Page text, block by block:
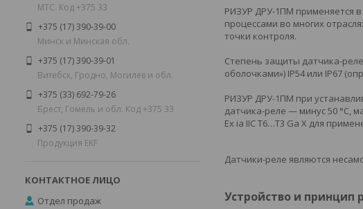
РИЗУР ДРУ-1ПМ применяется в
процессами во многих
точки контроля.
Степень защиты датчика-
оболочками») IP54 или IP67
РИЗУР ДРУ-1ПМ при
датчика-реле — минус 50 °С,
Ex ia IIC T6…T3 Ga X для
Датчики-реле являются
Устройство и принцип
МТС. Код +375 33
+375 (17) 390-39-00
Минск и Минская обл.
+375 (17) 390-39-01
Витебск, Гродно, Могилев и обл.
+375 (33) 692-79-26
Брест, Гомель и обл. Код +375 33
+375 (17) 390-39-32
Продукция EKF
Отдел продаж